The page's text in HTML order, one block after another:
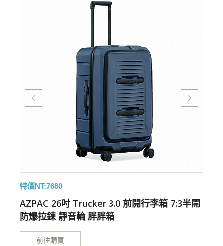
特價NT:7680
AZPAC 26吋 Trucker 3.0 前開行李箱 7:3半開
防爆拉鍊 靜音輪 胖胖箱
前往購買